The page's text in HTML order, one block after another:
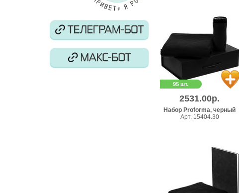
95 шт.
2531.00р.
Набор Proforma, черный
Арт. 15404.30